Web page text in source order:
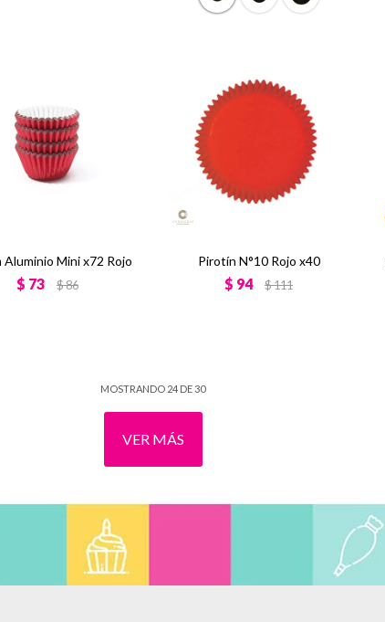
Aluminio Mini x72 Rojo
$ 73 $86
Pirotín N°10 Rojo x40
$ 94 $111
MOSTRANDO 24 DE 30
VER MÁS